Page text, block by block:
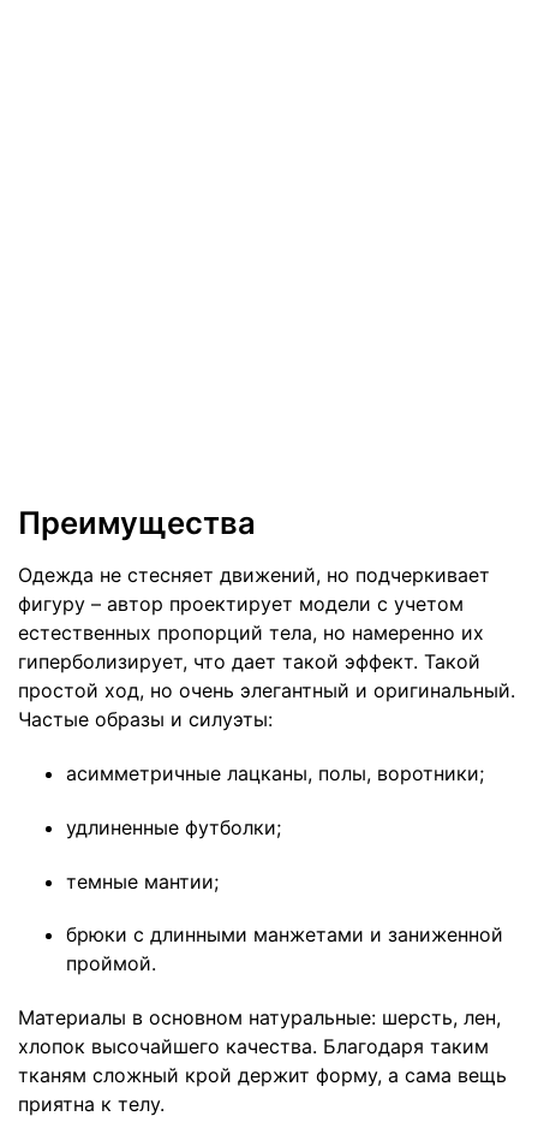
Преимущества
Одежда не стесняет движений, но подчеркивает
фигуру – автор проектирует модели с учетом
естественных пропорций тела, но намеренно их
гиперболизирует, что дает такой эффект. Такой
простой ход, но очень элегантный и оригинальный.
Частые образы и силуэты:
асимметричные лацканы, полы, воротники;
удлиненные футболки;
темные мантии;
брюки с длинными манжетами и заниженной
проймой.
Материалы в основном натуральные: шерсть, лен,
хлопок высочайшего качества. Благодаря таким
тканям сложный крой держит форму, а сама вещь
приятна к телу.